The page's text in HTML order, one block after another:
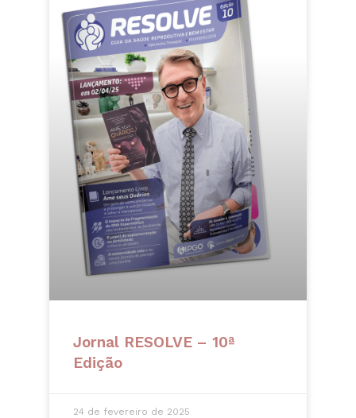
Jornal RESOLVE – 10ª
Edição
24 de fevereiro de 2025